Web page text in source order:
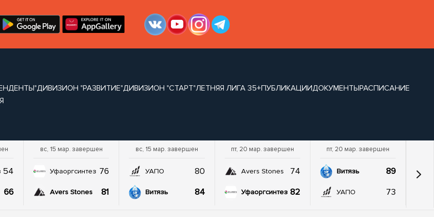
ДИВИЗИОН "РАЗВИТИЕ"ДИВИЗИОН "СТАРТ"ЛЕТНЯЯ ЛИГА 35+ПУБЛИКАЦИИДОКУМЕНТЫРАСПИСАНИЕ
54
66
вс, 15 мар. завершен
Уфаоргсинтез 76
Avers Stones 81
вс, 15 мар. завершен
УАПО 80
Витязь 84
пт, 20 мар. завершен
Avers Stones 74
Уфаоргсинтез 82
пт, 20 мар. завершен
Витязь 89
УАПО 73